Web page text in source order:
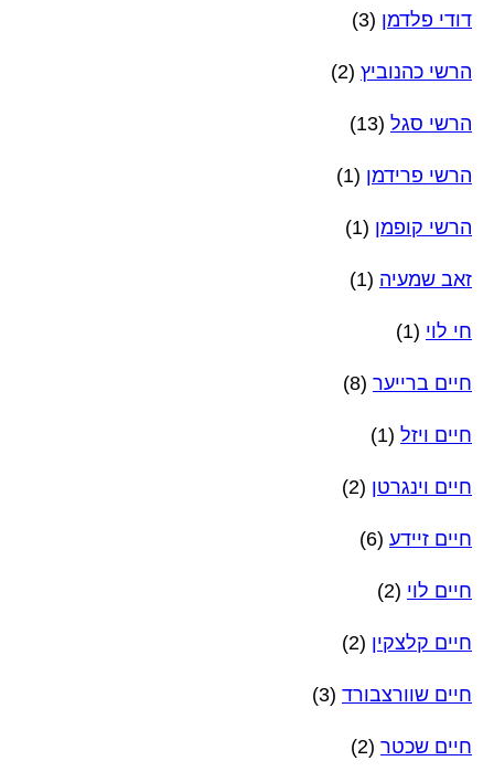
דודי פלדמן (3)
הרשי כהנוביץ (2)
הרשי סגל (13)
הרשי פרידמן (1)
הרשי קופמן (1)
זאב שמעיה (1)
חי לוי (1)
חיים ברייער (8)
חיים ויזל (1)
חיים וינגרטן (2)
חיים זיידע (6)
חיים לוי (2)
חיים קלצקין (2)
חיים שוורצבורד (3)
חיים שכטר (2)